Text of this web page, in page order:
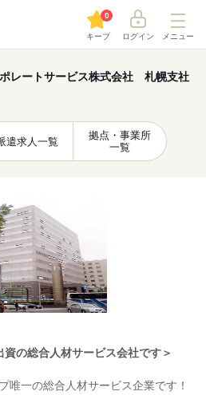
キープ
0
ログイン メニュー
レートサービス株式会社 札幌支社
遣求人一覧
拠点・事業所
一覧
の総合人材サービス会社です＞
唯一の総合人材サービス企業です！